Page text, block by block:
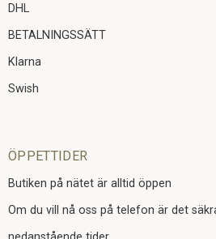
DHL
BETALNINGSSÄTT
Klarna
Swish
ÖPPETTIDER
Butiken på nätet är alltid öppen
Om du vill nå oss på telefon är det